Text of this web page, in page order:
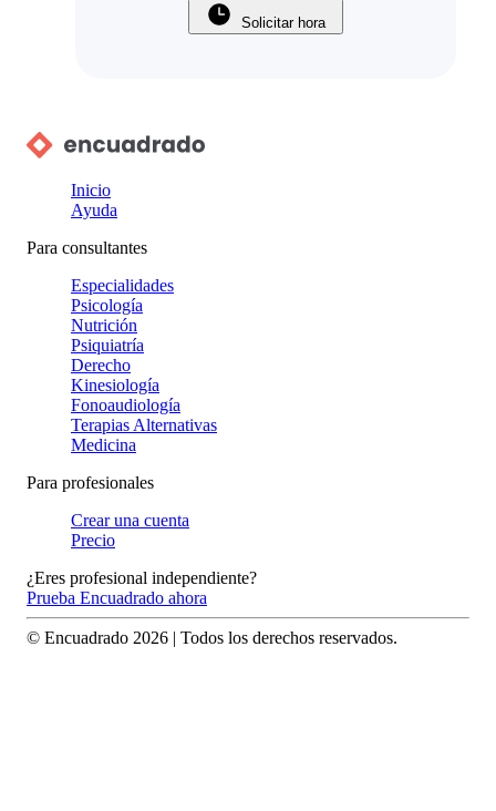
Solicitar hora
Inicio
Ayuda
Para consultantes
Especialidades
Psicología
Nutrición
Psiquiatría
Derecho
Kinesiología
Fonoaudiología
Terapias Alternativas
Medicina
Para profesionales
Crear una cuenta
Precio
¿Eres profesional independiente?
Prueba Encuadrado ahora
© Encuadrado 2026 | Todos los derechos reservados.